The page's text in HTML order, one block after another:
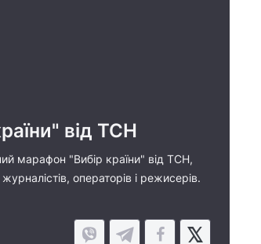
від ТСН
марафон "Вибір країни" від ТСН,
операторів і режисерів.